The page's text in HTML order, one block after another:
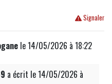
Signaler
le 14/05/2026 à 18:22
a écrit le 14/05/2026 à